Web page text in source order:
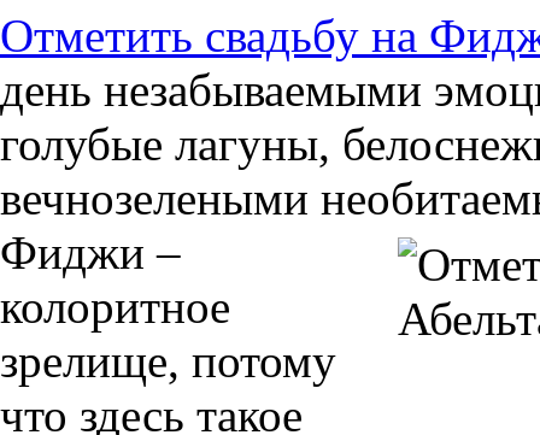
Отметить свадьбу на
день незабываемыми
голубые лагуны,
вечнозелеными
Фиджи –
колоритное
зрелище, потому
что здесь такое